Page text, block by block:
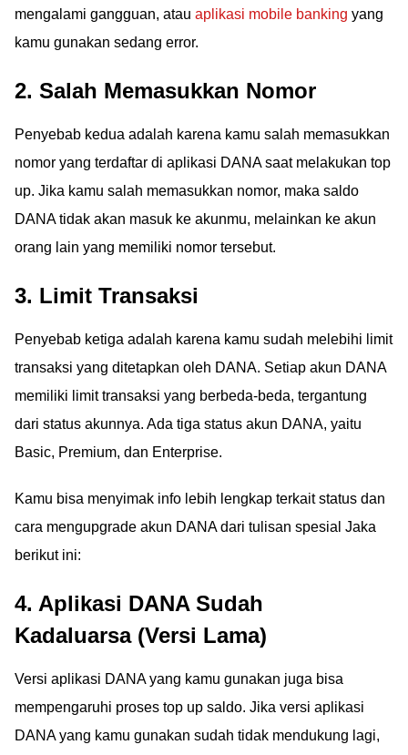
mengalami gangguan, atau aplikasi mobile banking yang
kamu gunakan sedang error.
2. Salah Memasukkan Nomor
Penyebab kedua adalah karena kamu salah memasukkan
nomor yang terdaftar di aplikasi DANA saat melakukan top
up. Jika kamu salah memasukkan nomor, maka saldo
DANA tidak akan masuk ke akunmu, melainkan ke akun
orang lain yang memiliki nomor tersebut.
3. Limit Transaksi
Penyebab ketiga adalah karena kamu sudah melebihi limit
transaksi yang ditetapkan oleh DANA. Setiap akun DANA
memiliki limit transaksi yang berbeda-beda, tergantung
dari status akunnya. Ada tiga status akun DANA, yaitu
Basic, Premium, dan Enterprise.
Kamu bisa menyimak info lebih lengkap terkait status dan
cara mengupgrade akun DANA dari tulisan spesial Jaka
berikut ini:
4. Aplikasi DANA Sudah
Kadaluarsa (Versi Lama)
Versi aplikasi DANA yang kamu gunakan juga bisa
mempengaruhi proses top up saldo. Jika versi aplikasi
DANA yang kamu gunakan sudah tidak mendukung lagi,